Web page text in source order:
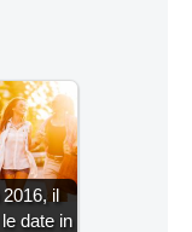
il
date in